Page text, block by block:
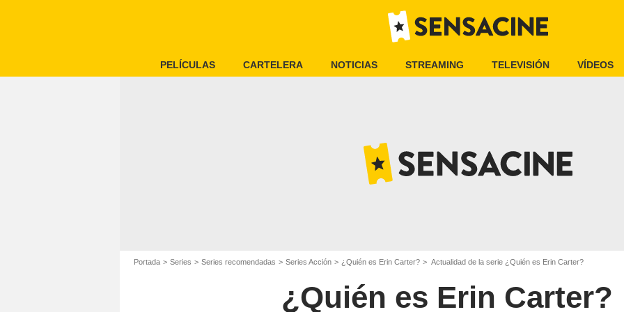
PELÍCULAS CARTELERA NOTICIAS STREAMING TELEVISIÓN VÍDEOS
Portada Series Series recomendadas Series Acción ¿Quién es Erin Carter? Actualidad de la serie ¿Quién es Erin Carter?
¿Quién es Erin Carter?